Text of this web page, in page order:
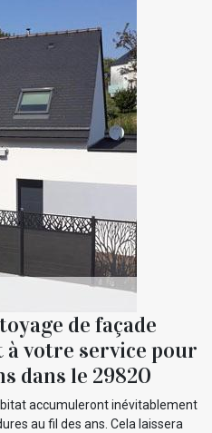
de façade
votre service pour
dans le 29820
accumuleront inévitablement
au fil des ans. Cela laissera